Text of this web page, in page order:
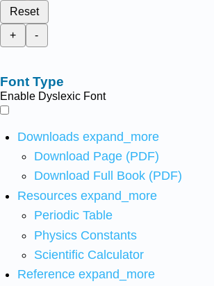
Reset
+
-
Font Type
Enable Dyslexic Font
Downloads expand_more
Download Page (PDF)
Download Full Book (PDF)
Resources expand_more
Periodic Table
Physics Constants
Scientific Calculator
Reference expand_more